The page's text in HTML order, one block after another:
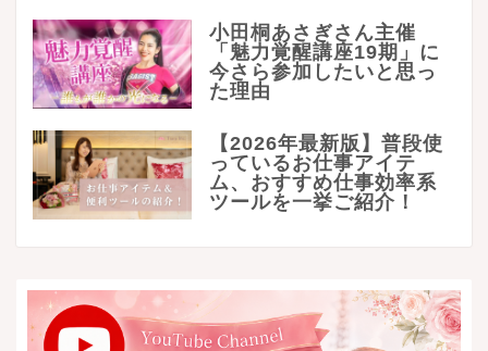
小田桐あさぎさん主催
「魅力覚醒講座19期」に
今さら参加したいと思っ
た理由
【2026年最新版】普段使
っているお仕事アイテ
ム、おすすめ仕事効率系
ツールを一挙ご紹介！